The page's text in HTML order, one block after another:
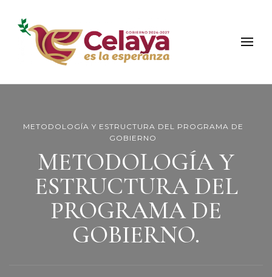
Municipio de Celaya
Portal Oficial del Municipio de Celaya
METODOLOGÍA Y ESTRUCTURA DEL PROGRAMA DE
GOBIERNO
METODOLOGÍA Y
ESTRUCTURA DEL
PROGRAMA DE
GOBIERNO.